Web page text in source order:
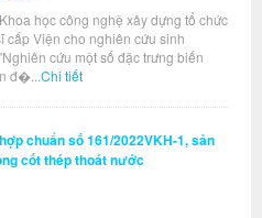
học công nghệ xây dựng tổ chức
cấp Viện cho nghiên cứu sinh
cứu một số đặc trưng biến
đ�... Chi tiết
chuẩn số 161/2022VKH-1, sản
cốt thép thoát nước